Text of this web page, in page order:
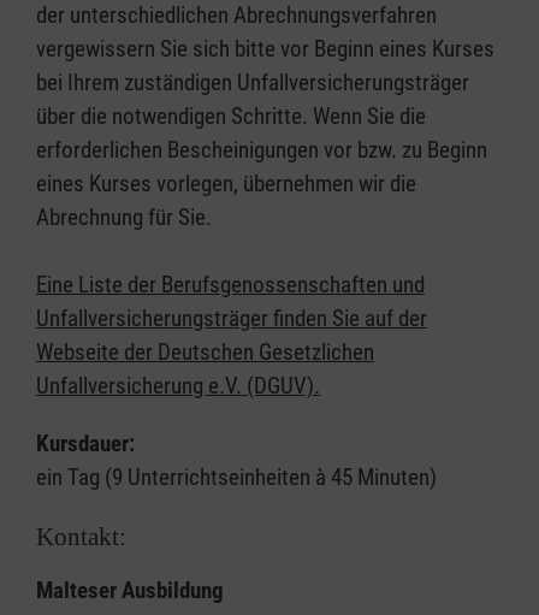
der unterschiedlichen Abrechnungsverfahren
vergewissern Sie sich bitte vor Beginn eines Kurses
bei Ihrem zuständigen Unfallversicherungsträger
über die notwendigen Schritte. Wenn Sie die
erforderlichen Bescheinigungen vor bzw. zu Beginn
eines Kurses vorlegen, übernehmen wir die
Abrechnung für Sie.
Eine Liste der Berufsgenossenschaften und
Unfallversicherungsträger finden Sie auf der
Webseite der Deutschen Gesetzlichen
Unfallversicherung e.V. (DGUV).
Kursdauer:
ein Tag (9 Unterrichtseinheiten à 45 Minuten)
Kontakt:
Malteser Ausbildung